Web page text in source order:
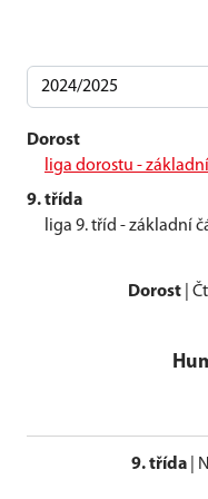
Dorost
liga dorostu -
9. třída
liga 9. tříd - základní
Dorost
9. třída